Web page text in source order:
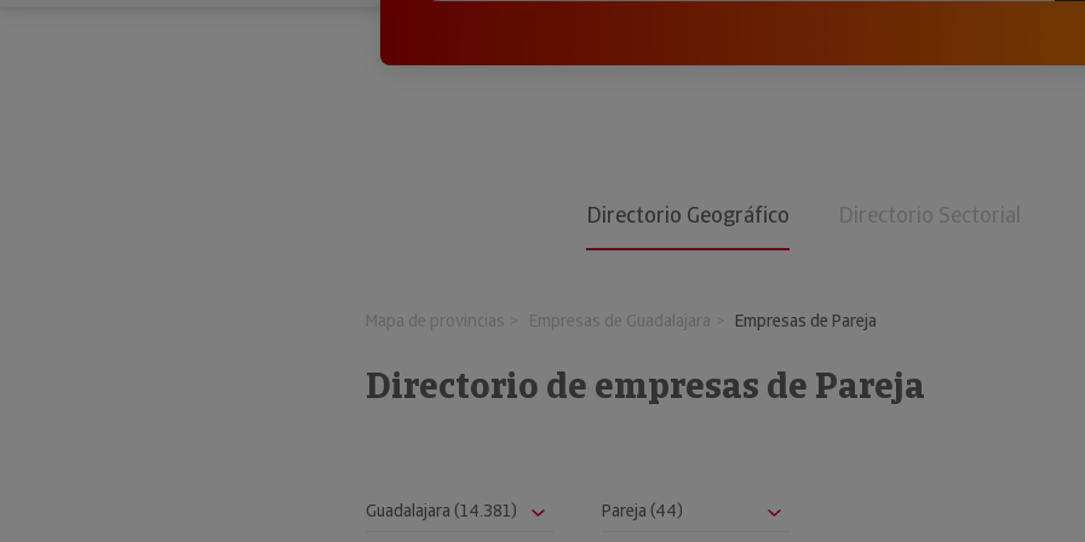
Directorio Geográfico Directorio Sectorial
Mapa de provincias Empresas de Guadalajara Empresas de Pareja
Directorio de empresas de Pareja